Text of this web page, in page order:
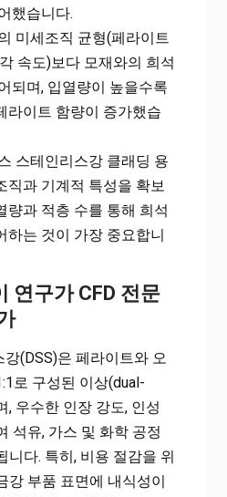
했습니다.
미세조직 균형(페라이트
속도)보다 모재와의 희석
되며, 입열량이 높을수록
라이트 함량이 증가했습
스테인리스강 클래딩 용
직과 기계적 특성을 확보
량과 적층 수를 통해 희석
하는 것이 가장 중요합니
연구가 CFD 전문
(DSS)은 페라이트와 오
로 구성된 이상(dual-
, 우수한 인장 강도, 인성
석유, 가스 및 화학 공정
니다. 특히, 비용 절감을 위
강 부품 표면에 내식성이